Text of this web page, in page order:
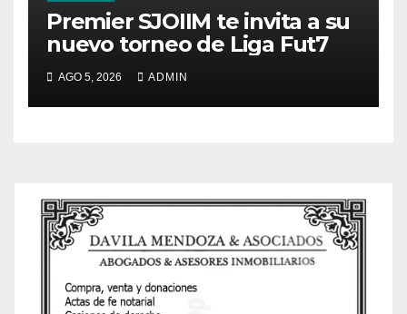
Premier SJOIIM te invita a su
nuevo torneo de Liga Fut7
AGO 5, 2026 ADMIN